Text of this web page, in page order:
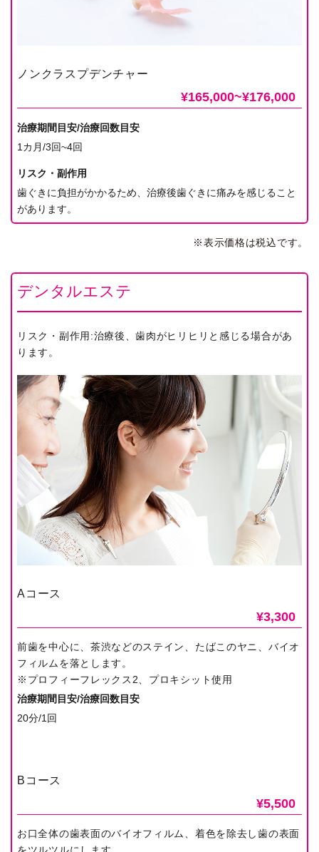
ノンクラスプデンチャー
¥165,000~¥176,000
治療期間目安/治療回数目安
1カ月/3回~4回
リスク・副作用
歯ぐきに負担がかかるため、治療後歯ぐきに痛みを感じること
があります。
※表示価格は税込です。
デンタルエステ
リスク・副作用:治療後、歯肉がヒリヒリと感じる場合があ
ります。
Aコース
¥3,300
前歯を中心に、茶渋などのステイン、たばこのヤニ、バイオ
フィルムを落とします。
※プロフィーフレックス2、プロキシット使用
治療期間目安/治療回数目安
20分/1回
Bコース
¥5,500
お口全体の歯表面のバイオフィルム、着色を除去し歯の表面